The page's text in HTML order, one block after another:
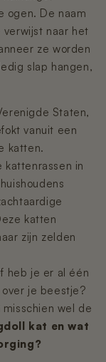
Zeef)
(1,5 m
ogen. De naam
verwijst naar het
ze worden
slap hangen,
Staten,
vanuit een
katten.
kattenrassen in
katten
zijn zelden
heb je er al één
je beestje?
wel de
kat en wat